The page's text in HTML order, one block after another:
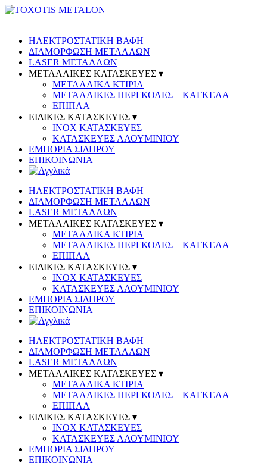
ΗΛΕΚΤΡΟΣΤΑΤΙΚΗ ΒΑΦΗ
ΔΙΑΜΟΡΦΩΣΗ ΜΕΤΑΛΛΩΝ
LASER ΜΕΤΑΛΛΩΝ
ΜΕΤΑΛΛΙΚΕΣ ΚΑΤΑΣΚΕΥΕΣ ▾
ΜΕΤΑΛΛΙΚΑ ΚΤΙΡΙΑ
ΜΕΤΑΛΛΙΚΕΣ ΠΕΡΓΚΟΛΕΣ – ΚΑΓΚΕΛΑ
ΕΠΙΠΛΑ
ΕΙΔΙΚΕΣ ΚΑΤΑΣΚΕΥΕΣ ▾
INOX ΚΑΤΑΣΚΕΥΕΣ
ΚΑΤΑΣΚΕΥΕΣ ΑΛΟΥΜΙΝΙΟΥ
ΕΜΠΟΡΙΑ ΣΙΔΗΡΟΥ
ΕΠΙΚΟΙΝΩΝΙΑ
ΗΛΕΚΤΡΟΣΤΑΤΙΚΗ ΒΑΦΗ
ΔΙΑΜΟΡΦΩΣΗ ΜΕΤΑΛΛΩΝ
LASER ΜΕΤΑΛΛΩΝ
ΜΕΤΑΛΛΙΚΕΣ ΚΑΤΑΣΚΕΥΕΣ ▾
ΜΕΤΑΛΛΙΚΑ ΚΤΙΡΙΑ
ΜΕΤΑΛΛΙΚΕΣ ΠΕΡΓΚΟΛΕΣ – ΚΑΓΚΕΛΑ
ΕΠΙΠΛΑ
ΕΙΔΙΚΕΣ ΚΑΤΑΣΚΕΥΕΣ ▾
INOX ΚΑΤΑΣΚΕΥΕΣ
ΚΑΤΑΣΚΕΥΕΣ ΑΛΟΥΜΙΝΙΟΥ
ΕΜΠΟΡΙΑ ΣΙΔΗΡΟΥ
ΕΠΙΚΟΙΝΩΝΙΑ
ΗΛΕΚΤΡΟΣΤΑΤΙΚΗ ΒΑΦΗ
ΔΙΑΜΟΡΦΩΣΗ ΜΕΤΑΛΛΩΝ
LASER ΜΕΤΑΛΛΩΝ
ΜΕΤΑΛΛΙΚΕΣ ΚΑΤΑΣΚΕΥΕΣ ▾
ΜΕΤΑΛΛΙΚΑ ΚΤΙΡΙΑ
ΜΕΤΑΛΛΙΚΕΣ ΠΕΡΓΚΟΛΕΣ – ΚΑΓΚΕΛΑ
ΕΠΙΠΛΑ
ΕΙΔΙΚΕΣ ΚΑΤΑΣΚΕΥΕΣ ▾
INOX ΚΑΤΑΣΚΕΥΕΣ
ΚΑΤΑΣΚΕΥΕΣ ΑΛΟΥΜΙΝΙΟΥ
ΕΜΠΟΡΙΑ ΣΙΔΗΡΟΥ
ΕΠΙΚΟΙΝΩΝΙΑ